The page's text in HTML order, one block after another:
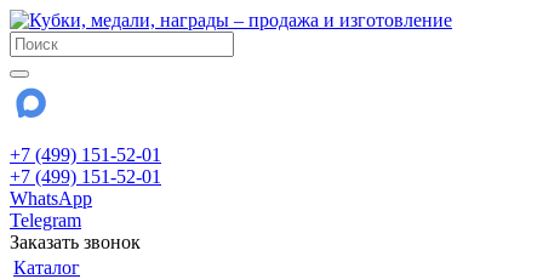
+7 (499) 151-52-01
+7 (499) 151-52-01
WhatsApp
Telegram
Заказать звонок
Каталог